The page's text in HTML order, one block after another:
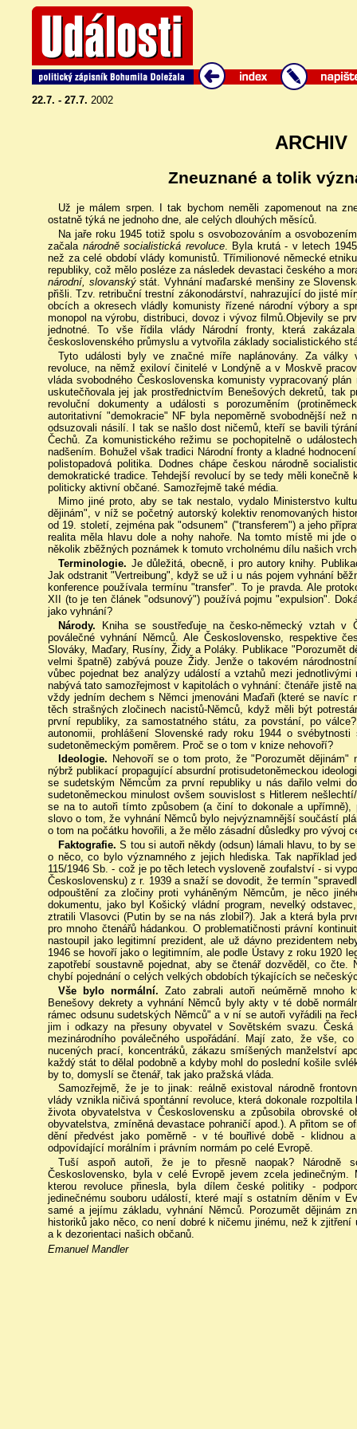
22.7. - 27.7. 2002
ARCHIV
Zneuznané a tolik
Už je málem srpen. I tak bychom neměli zapomenout na
ostatně týká ne jednoho dne, ale celých dlouhých měsíců.
Na jaře roku 1945 totiž spolu s osvobozováním a
začala národně socialistická revoluce. Byla krutá - v letech
než za celé období vlády komunistů. Třímilionové německé
republiky, což mělo posléze za následek devastaci českého a
národní, slovanskýstát. Vyhnání maďarské menšiny ze
přišli. Tzv. retribuční trestní zákonodárství, nahrazující do jisté
obcích a okresech vládly komunisty řízené národní výbory a
monopol na výrobu, distribuci, dovoz i vývoz filmů.Objevily se
jednotné. To vše řídila vlády Národní fronty, která
československého průmyslu a vytvořila základy socialistického
Tyto události byly ve značné míře naplánovány. Za války
revoluce, na němž exiloví činitelé v Londýně a v Moskvě
vláda svobodného Československa komunisty vypracovaný
uskutečňovala jej jak prostřednictvím Benešových dekretů, tak
revoluční dokumenty a události s porozuměním
autoritativní "demokracie" NF byla nepoměrně svobodnější
odsuzovali násilí. I tak se našlo dost ničemů, kteří se bavili
Čechů. Za komunistického režimu se pochopitelně o
nadšením. Bohužel však tradici Národní fronty a kladné
polistopadová politika. Dodnes chápe českou národně
demokratické tradice. Tehdejší revolucí by se tedy měli konečně
politicky aktivní občané. Samozřejmě také média.
Mimo jiné proto, aby se tak nestalo, vydalo Ministerstvo
dějinám", v níž se početný autorský kolektiv renomovaných
od 19. století, zejména pak "odsunem" ("transferem") a jeho
realita měla hlavu dole a nohy nahoře. Na tomto místě mi jde
několik zběžných poznámek k tomuto vrcholnému dílu našich
Terminologie. Je důležitá, obecně, i pro autory knihy.
Jak odstranit "Vertreibung", když se už i u nás pojem vyhnání
konference používala termínu "transfer". To je pravda. Ale
XII (to je ten článek "odsunový") používá pojmu "expulsion".
jako vyhnání?
Národy. Kniha se soustřeďuje na česko-německý vztah v
poválečné vyhnání Němců. Ale Československo, respektive
Slováky, Maďary, Rusíny, Židy a Poláky. Publikace "Porozumět
velmi špatně) zabývá pouze Židy. Jenže o takovém
vůbec pojednat bez analýzy událostí a vztahů mezi jednotlivými
nabývá tato samozřejmost v kapitolách o vyhnání: čtenáře jistě
vždy jedním dechem s Němci jmenováni Maďaři (které se navíc
těch strašných zločinech nacistů-Němců, když měli být
první republiky, za samostatného státu, za povstání, po
autonomii, prohlášení Slovenské rady roku 1944 o
sudetoněmeckým poměrem. Proč se o tom v knize nehovoří?
Ideologie. Nehovoří se o tom proto, že "Porozumět
nýbrž publikací propagující absurdní protisudetoněmeckou
se sudetským Němcům za první republiky u nás dařilo velmi
sudetoněmeckou minulost ovšem souvislost s Hitlerem
se na to autoři tímto způsobem (a činí to dokonale a
slovo o tom, že vyhnání Němců bylo nejvýznamnější součástí
o tom na počátku hovořili, a že mělo zásadní důsledky pro vývoj
Faktografie.S tou si autoři někdy (odsun) lámali hlavu, to by
o něco, co bylo významného z jejich hlediska. Tak například
115/1946 Sb. - což je po těch letech vysloveně zoufalství - si
Československu) z r. 1939 a snaží se dovodit, že termín
odpouštění za zločiny proti vyháněným Němcům, je něco
dokumentu, jako byl Košický vládní program, nevelký
ztratili Vlasovci (Putin by se na nás zlobil?). Jak a která byla
pro mnoho čtenářů hádankou. O problematičnosti právní
nastoupil jako legitimní prezident, ale už dávno prezidentem
1946 se hovoří jako o legitimním, ale podle Ústavy z roku 1920
zapotřebí soustavně pojednat, aby se čtenář dozvěděl, co
chybí pojednání o celých velkých obdobích týkajících se
Vše bylo normální.Zato zabrali autoři neúměrně mnoho
Benešovy dekrety a vyhnání Němců byly akty v té době
rámec odsunu sudetských Němců" a v ní se autoři vyřádili na
jim i odkazy na přesuny obyvatel v Sovětském svazu.
mezinárodního poválečného uspořádání. Mají zato, že vše,
nucených prací, koncentráků, zákazu smíšených manželství
každý stát to dělal podobně a kdyby mohl do poslední košile
by to, domyslí se čtenář, tak jako pražská vláda.
Samozřejmě, že je to jinak: reálně existoval národně
vlády vznikla ničivá spontánní revoluce, která dokonale
života obyvatelstva v Československu a způsobila obrovské
obyvatelstva, zmíněná devastace pohraničí apod.). A přitom se
dění předvést jako poměrně - v té bouřlivé době - klidnou
odpovídající morálním i právním normám po celé Evropě.
Tuší aspoň autoři, že je to přesně naopak? Národně
Československo, byla v celé Evropě jevem zcela jedinečným.
kterou revoluce přinesla, byla dílem české politiky -
jedinečnému souboru událostí, které mají s ostatním děním v
samé a jejímu základu, vyhnání Němců. Porozumět dějinám
historiků jako něco, co není dobré k ničemu jinému, než k
a k dezorientaci našich občanů.
Emanuel Mandler